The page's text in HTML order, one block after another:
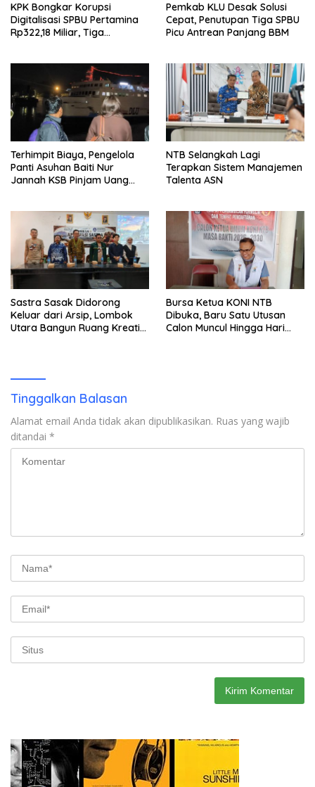
KPK Bongkar Korupsi
Digitalisasi SPBU Pertamina
Rp322,18 Miliar, Tiga
Pemkab KLU Desak Solusi
Cepat, Penutupan Tiga SPBU
Picu Antrean Panjang BBM
Terhimpit Biaya, Pengelola
Panti Asuhan Baiti Nur
Jannah KSB Pinjam Uang
Kunjung Tuntas
NTB Selangkah Lagi
Terapkan Sistem Manajemen
Talenta ASN
Sastra Sasak Didorong
Keluar dari Arsip, Lombok
Utara Bangun Ruang Kreatif
Bursa Ketua KONI NTB
Dibuka, Baru Satu Utusan
Calon Muncul Hingga Hari
Tinggalkan Balasan
Alamat email Anda tidak akan dipublikasikan. Ruas yang wajib
ditandai *